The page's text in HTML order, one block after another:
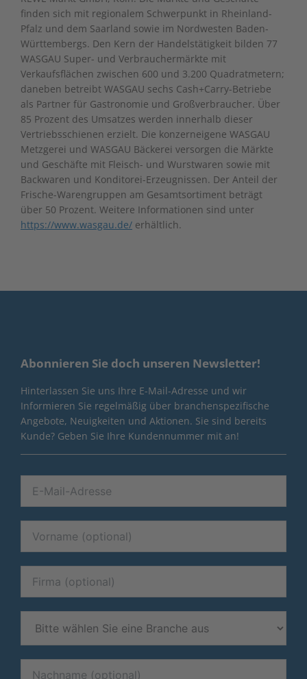
finden sich mit regionalem Schwer­punkt in Rheinland-
Pfalz und dem Saarland sowie im Nordwesten Baden-
Württembergs. Den Kern der Handelstätigkeit bilden 77
WASGAU Super- und Verbrauchermärkte mit
Verkaufsflächen zwischen 600 und 3.200 Quadratmetern;
daneben betreibt WASGAU sechs Cash+Carry-Betriebe
als Partner für Gastronomie und Großverbraucher. Über
85 Prozent des Umsatzes werden innerhalb dieser
Vertriebsschienen erzielt. Die konzerneigene WASGAU
Metzgerei und WASGAU Bäckerei versorgen die Märkte
und Geschäfte mit Fleisch- und Wurstwaren sowie mit
Backwaren und Konditorei-Erzeugnissen. Der Anteil der
Frische-Warengruppen am Gesamtsortiment beträgt
über 50 Prozent. Weitere Informationen sind unter
https://www.wasgau.de/ erhältlich.
Abonnieren Sie doch unseren Newsletter!
Hinterlassen Sie uns Ihre E-Mail-Adresse und wir
Informieren Sie regelmäßig über branchenspezifische
Angebote, Neuigkeiten und Aktionen. Sie sind bereits
Kunde? Geben Sie Ihre Kundennummer mit an!